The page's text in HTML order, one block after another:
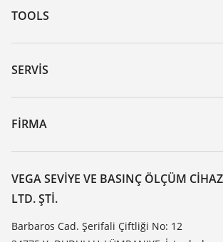
TOOLS
Download’lar
Seri numarası girerek cihaz arama
DTM Collection/PACTware
SERVIS
Cihazının geri gönderimi
Seminerler
Dirençlilik listesi
Dielektrisite listesi
TeamViewer
FIRMA
VEGA hakkında
Iletisim
Haber makaleleri
Basin
VEGA SEVIYE VE BASINÇ ÖLÇÜM
LTD. ŞTI.
Barbaros Cad. Şerifali Çiftliği No: 12